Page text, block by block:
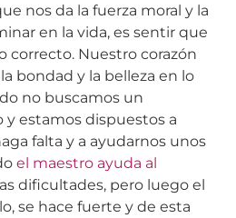
nos da la fuerza moral y la
en la vida, es sentir que
correcto. Nuestro corazón
bondad y la belleza en lo
no buscamos un
estamos dispuestos a
falta y a ayudarnos unos
el maestro ayuda al
dificultades, pero luego el
se hace fuerte y de esta